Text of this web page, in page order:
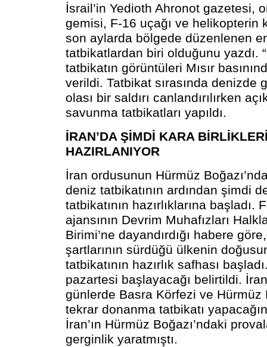
İsrail’in Yedioth Ahronot gazetesi,
gemisi, F-16 uçağı ve helikopterin
son aylarda bölgede düzenlenen
tatbikatlardan biri olduğunu yazdı.
tatbikatın görüntüleri Mısır
verildi. Tatbikat sırasında denizde
olası bir saldırı canlandırılırken
savunma tatbikatları yapıldı.
İRAN’DA ŞİMDİ KARA
HAZIRLANIYOR
İran ordusunun Hürmüz
deniz tatbikatının ardından şimdi
tatbikatının hazırlıklarına başladı.
ajansının Devrim Muhafızları
Birimi’ne dayandırdığı habere
şartlarının sürdüğü ülkenin
tatbikatının hazırlık safhası
pazartesi başlayacağı belirtildi.
günlerde Basra Körfezi ve Hürmüz
tekrar donanma tatbikatı
İran’ın Hürmüz Boğazı’ndaki
gerginlik yaratmıştı.